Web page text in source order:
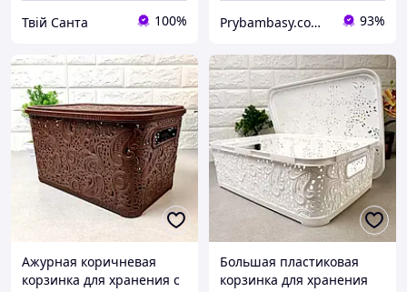
Твій Санта 100% Prybambasy.com.ua - магазин товаров для дома 93%
Ажурная коричневая
корзинка для хранения с
Большая пластиковая
корзинка для хранения